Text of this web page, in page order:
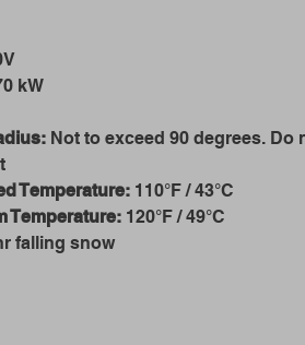
kW
Not to exceed 90 degrees. Do
Temperature: 110°F / 43°C
Temperature: 120°F / 49°C
falling snow